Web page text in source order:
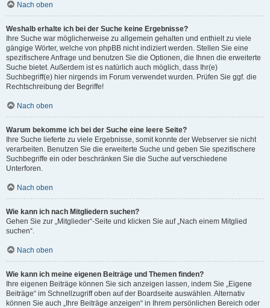
Nach oben
Weshalb erhalte ich bei der Suche keine Ergebnisse?
Ihre Suche war möglicherweise zu allgemein gehalten und enthielt zu viele
gängige Wörter, welche von phpBB nicht indiziert werden. Stellen Sie eine
spezifischere Anfrage und benutzen Sie die Optionen, die Ihnen die erweiterte
Suche bietet. Außerdem ist es natürlich auch möglich, dass Ihr(e)
Suchbegriff(e) hier nirgends im Forum verwendet wurden. Prüfen Sie ggf. die
Rechtschreibung der Begriffe!
Nach oben
Warum bekomme ich bei der Suche eine leere Seite?
Ihre Suche lieferte zu viele Ergebnisse, somit konnte der Webserver sie nicht
verarbeiten. Benutzen Sie die erweiterte Suche und geben Sie spezifischere
Suchbegriffe ein oder beschränken Sie die Suche auf verschiedene
Unterforen.
Nach oben
Wie kann ich nach Mitgliedern suchen?
Gehen Sie zur „Mitglieder“-Seite und klicken Sie auf „Nach einem Mitglied
suchen“.
Nach oben
Wie kann ich meine eigenen Beiträge und Themen finden?
Ihre eigenen Beiträge können Sie sich anzeigen lassen, indem Sie „Eigene
Beiträge“ im Schnellzugriff oben auf der Boardseite auswählen. Alternativ
können Sie auch „Ihre Beiträge anzeigen“ in Ihrem persönlichen Bereich oder